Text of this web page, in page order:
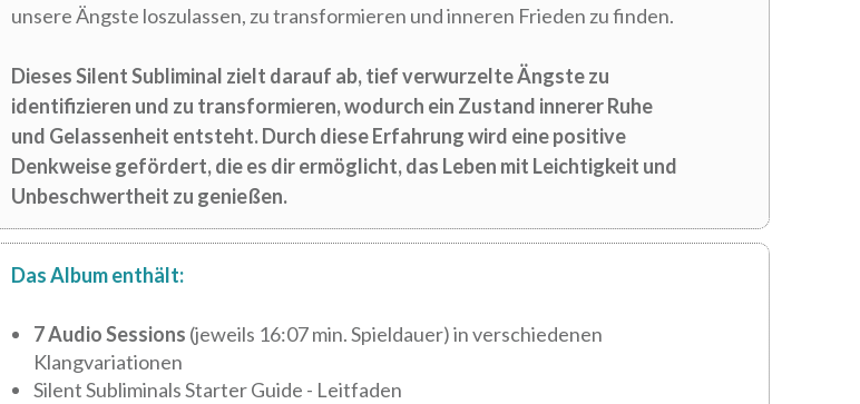
unsere Ängste loszulassen, zu transformieren und inneren Frieden zu finden.
Dieses Silent Subliminal zielt darauf ab, tief verwurzelte Ängste zu
identifizieren und zu transformieren, wodurch ein Zustand innerer Ruhe
und Gelassenheit entsteht. Durch diese Erfahrung wird eine positive
Denkweise gefördert, die es dir ermöglicht, das Leben mit Leichtigkeit und
Unbeschwertheit zu genießen.
Das Album enthält:
7 Audio Sessions (jeweils 16:07 min. Spieldauer) in verschiedenen
Klangvariationen
Silent Subliminals Starter Guide - Leitfaden